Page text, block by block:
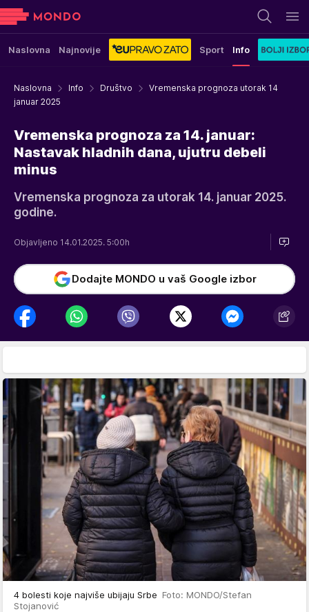
Naslovna Najnovije Sport Info
Naslovna Info Društvo
Vremenska prognoza utorak 14
januar 2025
Vremenska prognoza za 14. januar:
Nastavak hladnih dana, ujutru debeli
minus
Vremenska prognoza za utorak 14. januar 2025.
godine.
Objavljeno 14.01.2025. 5:00h
Dodajte MONDO u vaš Google izbor
4 bolesti koje najviše ubijaju Srbe Foto: MONDO/Stefan
Stojanović